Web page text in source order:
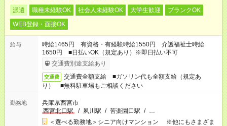
派遣 職種未経験OK 社会人未経験OK 大学生歓迎
ブランクOK
WEB登録・面接OK
給与
時給1465円 有資格・有経験時給1550円 介護福祉士時給
1650円 ■日払いOK（規定あり）※即日払い不可
交通費別途支給あり
交通費
交通費全額支給 ■ガソリン代も全額支給（規定あ
り） ■無料駐車場もご相談ください
勤務地
兵庫県西宮市
西宮北口駅
/ 夙川駅 / 苦楽園口駅 / …
＜選べる勤務地＞シニア向けマンション ※他にもさまざま